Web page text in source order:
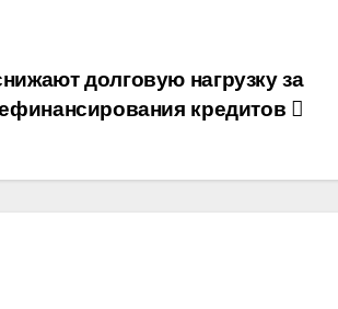
долговую нагрузку за
кредитов